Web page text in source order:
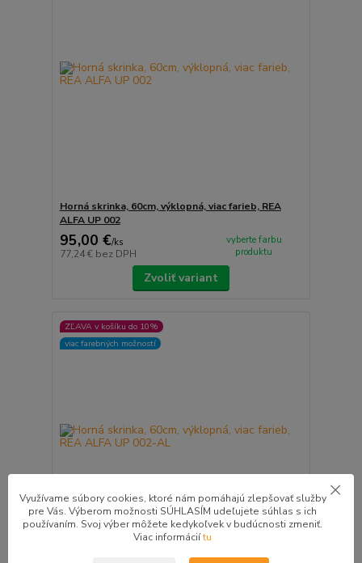
Horná skrinka, 60cm, výklopná, viac farieb, REA
ALFA UP 002
95,00 €/ks
77,24 € bez DPH
vyberte farbu
produktu
Zvoliť variant
ZĽAVA v košíku do 10%
viac farebných možností
Využívame súbory cookies, ktoré nám pomáhajú zlepšovať služby
pre Vás. Výberom možnosti SÚHLASÍM udeľujete súhlas s ich
používaním. Svoj výber môžete kedykoľvek v budúcnosti zmeniť.
Viac informáciítu